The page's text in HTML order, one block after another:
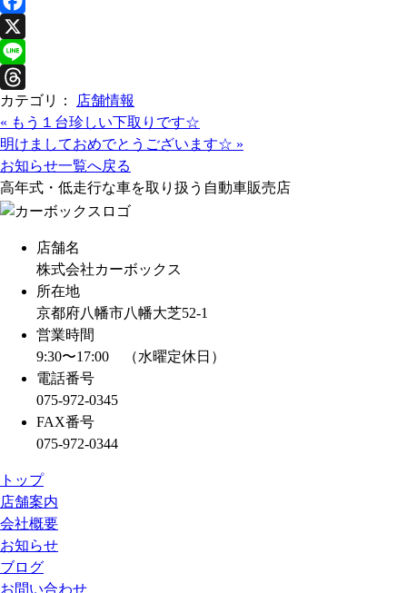
F
a
c
e
b
o
o
k
X
L
i
n
e
T
h
r
e
a
カテゴリ：
店舗情報
« もう１台珍しい下取りです☆
明けましておめでとうございます☆ »
お知らせ一覧へ戻る
高年式・低走行な車を取り扱う自動車販売店
店舗名
株式会社カーボックス
所在地
京都府八幡市八幡大芝52-1
営業時間
9:30〜17:00 （水曜定休日）
電話番号
075-972-0345
FAX番号
075-972-0344
トップ
店舗案内
会社概要
お知らせ
ブログ
お問い合わせ